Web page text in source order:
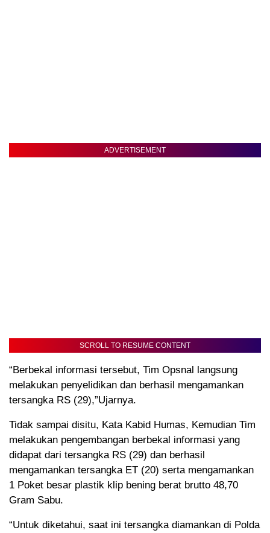
ADVERTISEMENT
SCROLL TO RESUME CONTENT
“Berbekal informasi tersebut, Tim Opsnal langsung
melakukan penyelidikan dan berhasil mengamankan
tersangka RS (29),”Ujarnya.
Tidak sampai disitu, Kata Kabid Humas, Kemudian Tim
melakukan pengembangan berbekal informasi yang
didapat dari tersangka RS (29) dan berhasil
mengamankan tersangka ET (20) serta mengamankan
1 Poket besar plastik klip bening berat brutto 48,70
Gram Sabu.
“Untuk diketahui, saat ini tersangka diamankan di Polda